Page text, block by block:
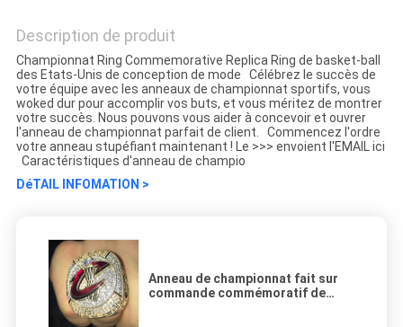
Description de produit
Championnat Ring Commemorative Replica Ring de basket-ball
des Etats-Unis de conception de mode Célébrez le succès de
votre équipe avec les anneaux de championnat sportifs, vous
woked dur pour accomplir vos buts, et vous méritez de montrer
votre succès. Nous pouvons vous aider à concevoir et ouvrer
l'anneau de championnat parfait de client. Commencez l'ordre
votre anneau stupéfiant maintenant ! Le >>> envoient l'EMAIL ici
Caractéristiques d'anneau de champio
DéTAIL INFOMATION >
Anneau de championnat fait sur
commande commémoratif de